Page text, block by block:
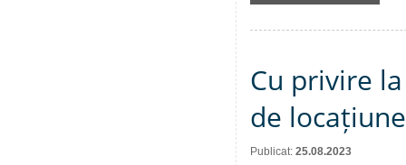
Cu privire
de
Publicat: 25.08.2023